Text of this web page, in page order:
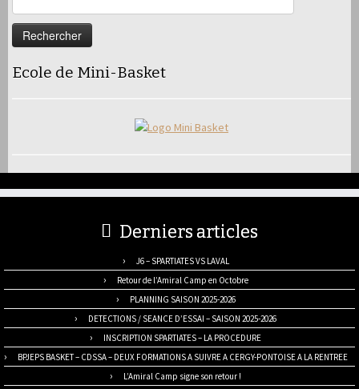
Ecole de Mini-Basket
Derniers articles
J6 – SPARTIATES VS LAVAL
Retour de l’Amiral Camp en Octobre
PLANNING SAISON 2025-2026
DETECTIONS / SEANCE D’ESSAI – SAISON 2025-2026
INSCRIPTION SPARTIATES – LA PROCEDURE
BPJEPS BASKET – CDSSA – DEUX FORMATIONS A SUIVRE A CERGY-PONTOISE A LA RENTREE
L’Amiral Camp signe son retour !